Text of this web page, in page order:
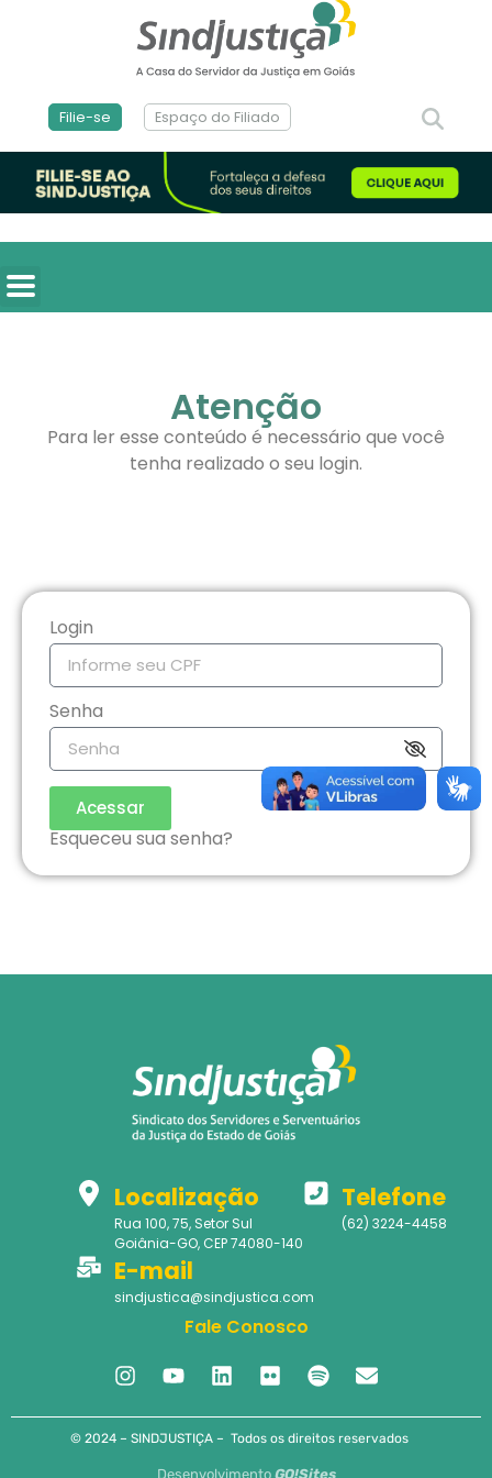
Filie-se Espaço do Filiado
Atenção
Para ler esse conteúdo é necessário que você
tenha realizado o seu login.
Login
Senha
Acessar
Esqueceu sua senha?
Localização
Rua 100, 75, Setor Sul
Goiânia-GO, CEP 74080-140
Telefone
(62) 3224-4458
E-mail
sindjustica@sindjustica.com
Fale Conosco
© 2024 – SINDJUSTIÇA – Todos os direitos reservados
Desenvolvimento GO!Sites